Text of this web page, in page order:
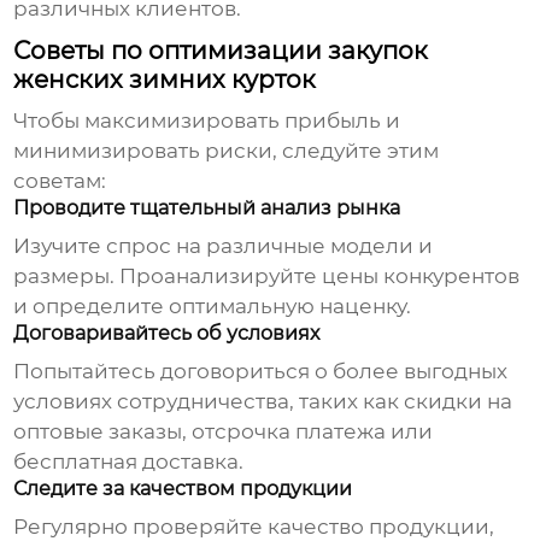
различных клиентов.
Советы по оптимизации закупок
женских зимних курток
Чтобы максимизировать прибыль и
минимизировать риски, следуйте этим
советам:
Проводите тщательный анализ рынка
Изучите спрос на различные модели и
размеры. Проанализируйте цены конкурентов
и определите оптимальную наценку.
Договаривайтесь об условиях
Попытайтесь договориться о более выгодных
условиях сотрудничества, таких как скидки на
оптовые заказы, отсрочка платежа или
бесплатная доставка.
Следите за качеством продукции
Регулярно проверяйте качество продукции,